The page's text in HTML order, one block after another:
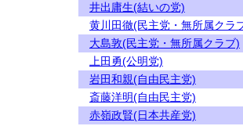
井出庸生(結いの党)
黄川田徹(民主党・無所属クラ
大島敦(民主党・無所属クラブ)
上田勇(公明党)
岩田和親(自由民主党)
斎藤洋明(自由民主党)
赤嶺政賢(日本共産党)